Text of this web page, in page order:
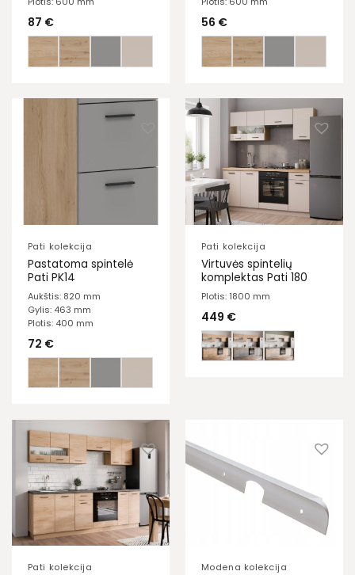
87 € 56 €
Pati kolekcija
Pastatoma spintelė
Pati PK14
Aukštis: 820 mm
Gylis: 463 mm
Plotis: 400 mm
72 €
Pati kolekcija
Virtuvės spintelių
komplektas Pati 180
Plotis: 1800 mm
449 €
Pati kolekcija Modena kolekcija